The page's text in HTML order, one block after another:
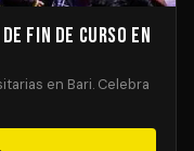
Fin de Curso en
en Bari. Celebra